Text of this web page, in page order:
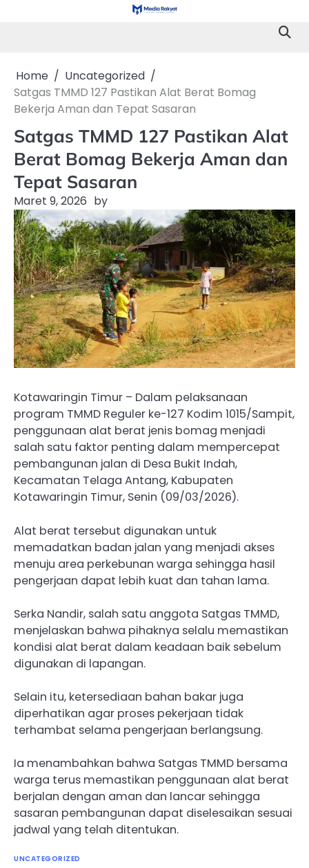
Home
Uncategorized
Satgas TMMD 127 Pastikan Alat Berat Bomag
Bekerja Aman dan Tepat Sasaran
Satgas TMMD 127 Pastikan Alat
Berat Bomag Bekerja Aman dan
Tepat Sasaran
Maret 9, 2026 by
Kotawaringin Timur – Dalam pelaksanaan
program TMMD Reguler ke-127 Kodim 1015/Sampit,
penggunaan alat berat jenis bomag menjadi
salah satu faktor penting dalam mempercepat
pembangunan jalan di Desa Bukit Indah,
Kecamatan Telaga Antang, Kabupaten
Kotawaringin Timur, Senin (09/03/2026).
Alat berat tersebut digunakan untuk
memadatkan badan jalan yang menjadi akses
menuju area perkebunan warga sehingga hasil
pengerjaan dapat lebih kuat dan tahan lama.
Serka Nandir, salah satu anggota Satgas TMMD,
menjelaskan bahwa pihaknya selalu memastikan
kondisi alat berat dalam keadaan baik sebelum
digunakan di lapangan.
Selain itu, ketersediaan bahan bakar juga
diperhatikan agar proses pekerjaan tidak
terhambat selama pengerjaan berlangsung.
Ia menambahkan bahwa Satgas TMMD bersama
warga terus memastikan penggunaan alat berat
berjalan dengan aman dan lancar sehingga
sasaran pembangunan dapat diselesaikan sesuai
jadwal yang telah ditentukan.
UNCATEGORIZED